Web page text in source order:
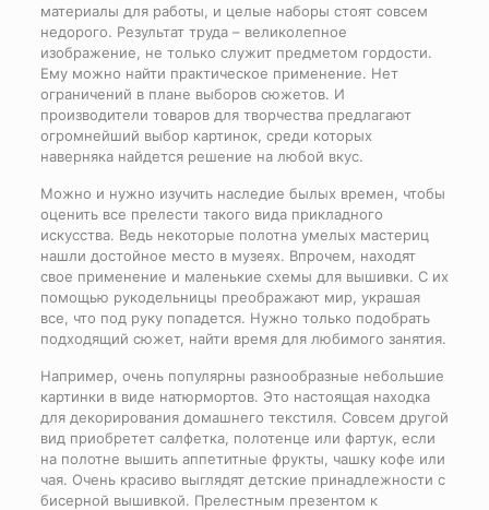
материалы для работы, и целые наборы стоят совсем
недорого. Результат труда – великолепное
изображение, не только служит предметом гордости.
Ему можно найти практическое применение. Нет
ограничений в плане выборов сюжетов. И
производители товаров для творчества предлагают
огромнейший выбор картинок, среди которых
наверняка найдется решение на любой вкус.
Можно и нужно изучить наследие былых времен, чтобы
оценить все прелести такого вида прикладного
искусства. Ведь некоторые полотна умелых мастериц
нашли достойное место в музеях. Впрочем, находят
свое применение и маленькие схемы для вышивки. С их
помощью рукодельницы преображают мир, украшая
все, что под руку попадется. Нужно только подобрать
подходящий сюжет, найти время для любимого занятия.
Например, очень популярны разнообразные небольшие
картинки в виде натюрмортов. Это настоящая находка
для декорирования домашнего текстиля. Совсем другой
вид приобретет салфетка, полотенце или фартук, если
на полотне вышить аппетитные фрукты, чашку кофе или
чая. Очень красиво выглядят детские принадлежности с
бисерной вышивкой. Прелестным презентом к